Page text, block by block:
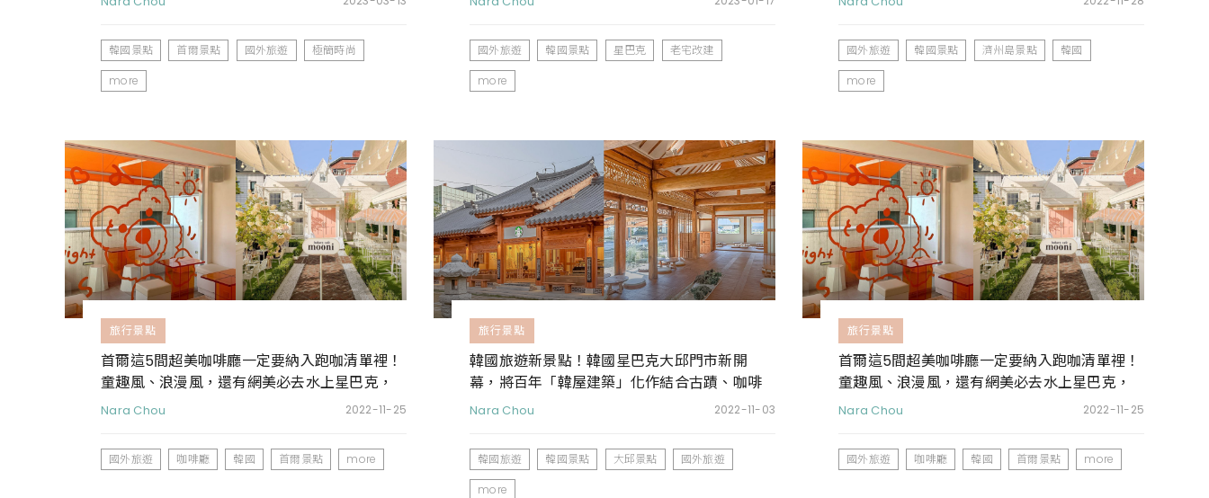
韓國景點 首爾景點 國外旅遊
極簡時尚
more
國外旅遊 韓國景點 星巴克
老宅改建
more
國外旅遊 韓國景點 濟州島景點
韓國
more
旅行景點
首爾這5間超美咖啡廳一定要納入跑咖清單裡！
童趣風、浪漫風，還有網美必去水上星巴克，
到韓國旅遊也要拍美照！
Nara Chou 2022-11-25
國外旅遊 咖啡廳 韓國 首爾景點 more
旅行景點
韓國旅遊新景點！韓國星巴克大邱門市新開
幕，將百年「韓屋建築」化作結合古蹟、咖啡
與音樂的複合場域
Nara Chou 2022-11-03
韓國旅遊 韓國景點 大邱景點
國外旅遊
more
旅行景點
首爾這5間超美咖啡廳一定要納入跑咖清單裡！
童趣風、浪漫風，還有網美必去水上星巴克，
到韓國旅遊也要拍美照！
Nara Chou 2022-11-25
國外旅遊 咖啡廳 韓國 首爾景點 more